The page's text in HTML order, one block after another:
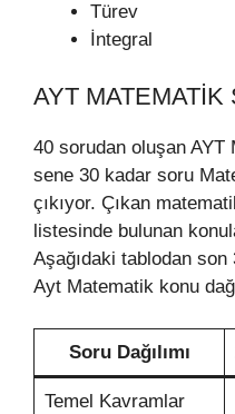
Türev
İntegral
AYT
40 sorudan oluşan AYT
sene 30 kadar soru
çıkıyor. Çıkan
listesinde bulunan
Aşağıdaki tablodan son
Ayt Matematik konu
Soru Dağılımı
Temel Kavramlar